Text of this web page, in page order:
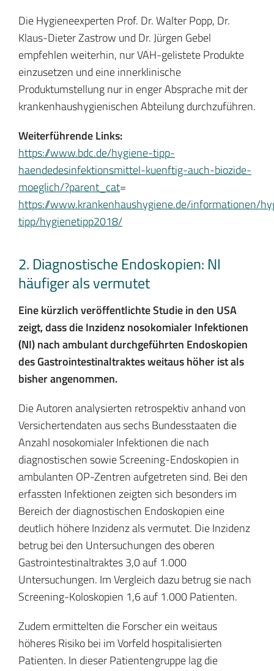
Die Hygieneexperten Prof. Dr. Walter Popp, Dr.
Klaus-Dieter Zastrow und Dr. Jürgen Gebel
empfehlen weiterhin, nur VAH-gelistete Produkte
einzusetzen und eine innerklinische
Produktumstellung nur in enger Absprache mit der
krankenhaushygienischen Abteilung durchzuführen.
Weiterführende Links:
https://www.bdc.de/hygiene-tipp-
haendedesinfektionsmittel-kuenftig-auch-biozide-
moeglich/?parent_cat=
https://www.krankenhaushygiene.de/informationen/
tipp/hygienetipp2018/
2. Diagnostische Endoskopien: NI
häufiger als vermutet
Eine kürzlich veröffentlichte Studie in den USA
zeigt, dass die Inzidenz nosokomialer Infektionen
(NI) nach ambulant durchgeführten Endoskopien
des Gastrointestinaltraktes weitaus höher ist als
bisher angenommen.
Die Autoren analysierten retrospektiv anhand von
Versichertendaten aus sechs Bundesstaaten die
Anzahl nosokomialer Infektionen die nach
diagnostischen sowie Screening-Endoskopien in
ambulanten OP-Zentren aufgetreten sind. Bei den
erfassten Infektionen zeigten sich besonders im
Bereich der diagnostischen Endoskopien eine
deutlich höhere Inzidenz als vermutet. Die Inzidenz
betrug bei den Untersuchungen des oberen
Gastrointestinaltraktes 3,0 auf 1.000
Untersuchungen. Im Vergleich dazu betrug sie nach
Screening-Koloskopien 1,6 auf 1.000 Patienten.
Zudem ermittelten die Forscher ein weitaus
höheres Risiko bei im Vorfeld hospitalisierten
Patienten. In dieser Patientengruppe lag die